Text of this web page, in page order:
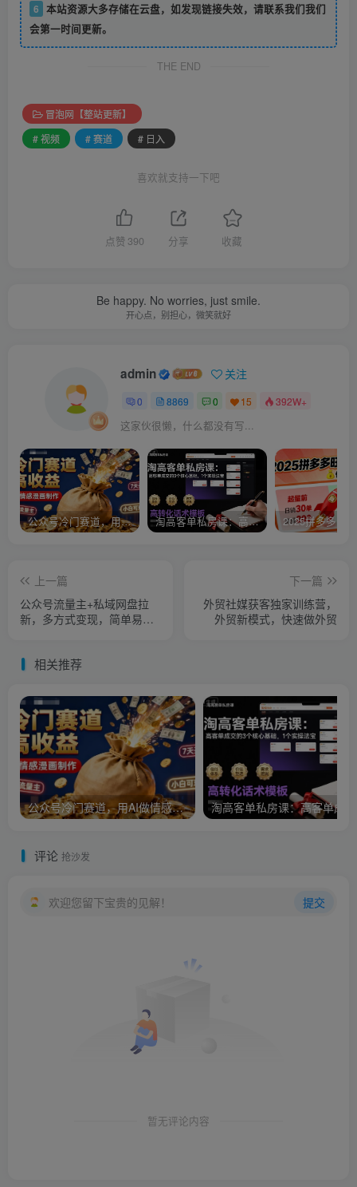
6 本站资源大多存储在云盘，如发现链接失效，请联系我们我们
会第一时间更新。
THE END
冒泡网【整站更新】
# 视频
# 赛道 # 日入
喜欢就支持一下吧
点赞 390 分享 收藏
Be happy. No worries, just smile.
开心点，别担心，微笑就好
admin 关注
0 8869 0 15 392W+
这家伙很懒，什么都没有写...
公众号冷门赛道，用AI做情感漫画，7天开通流量主，操作简单，小白可玩 淘高客单私房课：高客单成交的3个核心基础，1个实操法宝
上一篇
公众号流量主+私域网盘拉
新，多方式变现，简单易上
下一篇
外贸社媒获客独家训练营，
外贸新模式，快速做外贸
相关推荐
公众号冷门赛道，用AI做情感漫画，7天开通流量主，操作简单，小白可玩
评论 抢沙发
欢迎您留下宝贵的见解！ 提交
暂无评论内容